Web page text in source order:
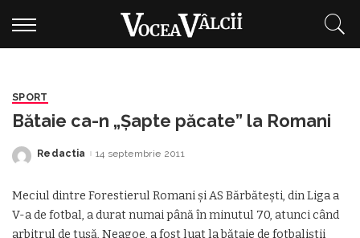
SPORT
Bătaie ca-n „Șapte păcate” la Romani
Posted
Redactia 14 septembrie 2011
Meciul dintre Forestierul Romani și AS Bărbătești, din Liga a
V-a de fotbal, a durat numai până în minutul 70, atunci când
arbitrul de tușă, Neagoe, a fost luat la bătaie de fotbaliștii